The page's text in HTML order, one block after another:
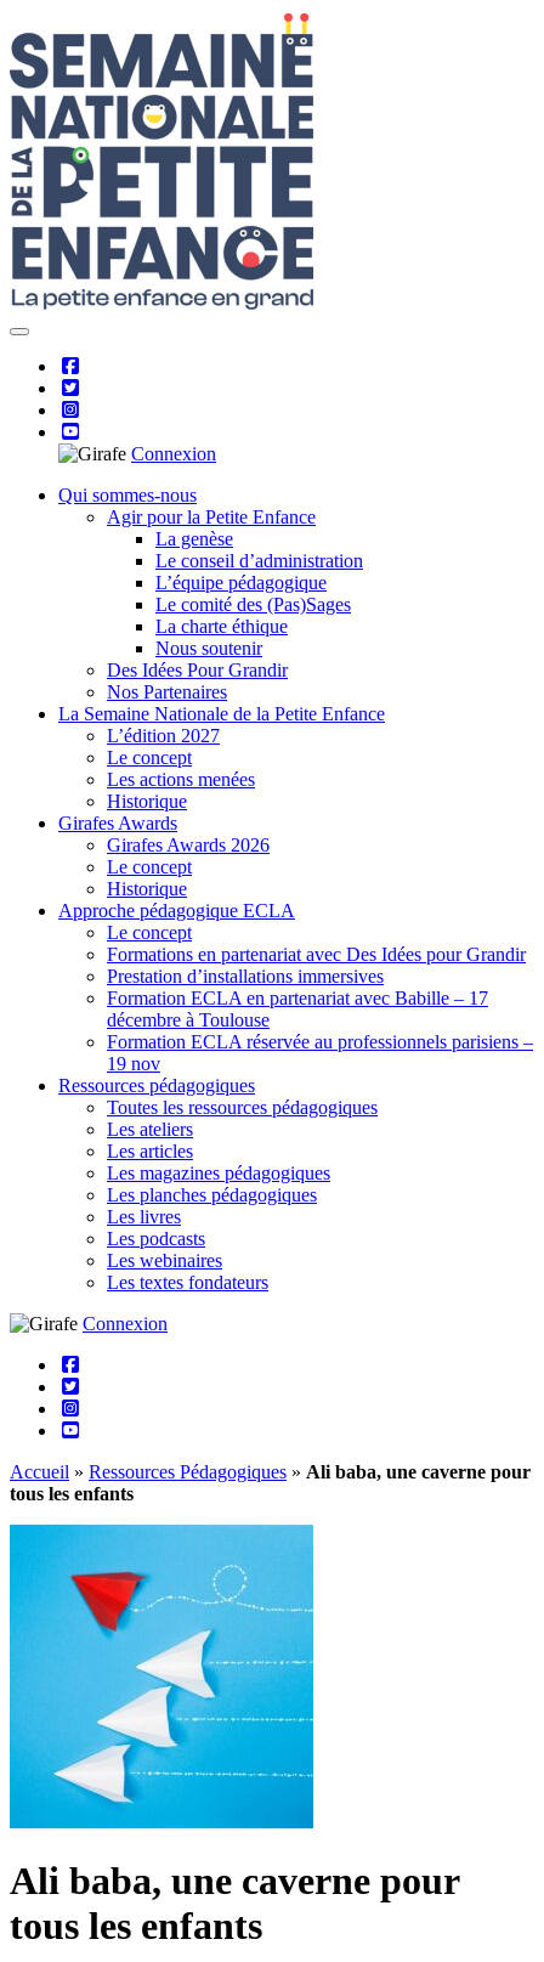
to
content
Connexion
Qui sommes-nous
Agir pour la Petite Enfance
La genèse
Le conseil d’administration
L’équipe pédagogique
Le comité des (Pas)Sages
La charte éthique
Nous soutenir
Des Idées Pour Grandir
Nos Partenaires
La Semaine Nationale de la Petite Enfance
L’édition 2027
Le concept
Les actions menées
Historique
Girafes Awards
Girafes Awards 2026
Le concept
Historique
Approche pédagogique ECLA
Le concept
Formations en partenariat avec Des Idées pour Grandir
Prestation d’installations immersives
Formation ECLA en partenariat avec Babille – 17
décembre à Toulouse
Formation ECLA réservée au professionnels parisiens –
19 nov
Ressources pédagogiques
Toutes les ressources pédagogiques
Les ateliers
Les articles
Les magazines pédagogiques
Les planches pédagogiques
Les livres
Les podcasts
Les webinaires
Les textes fondateurs
Connexion
Accueil » Ressources Pédagogiques » Ali baba, une caverne pour
tous les enfants
Ali baba, une caverne pour
tous les enfants